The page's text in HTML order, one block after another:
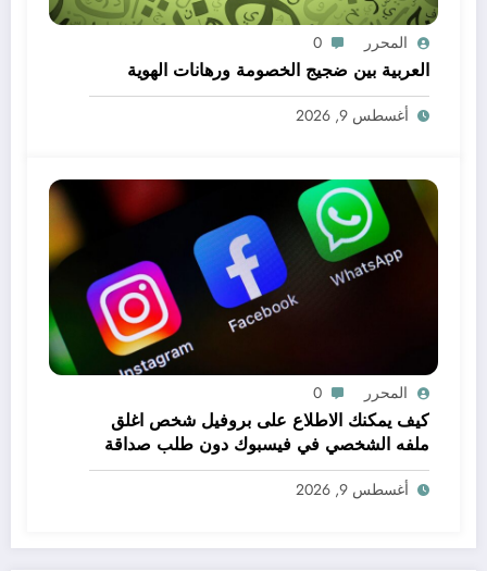
المحرر 0
العربية بين ضجيج الخصومة ورهانات الهوية
أغسطس 9, 2026
المحرر 0
كيف يمكنك الاطلاع على بروفيل شخص اغلق
ملفه الشخصي في فيسبوك دون طلب صداقة
.. الاطلاع على محتوى صفحة شخص اغلق ملفه
الشخصي في فيسبوك دون طلب صداقة
أغسطس 9, 2026